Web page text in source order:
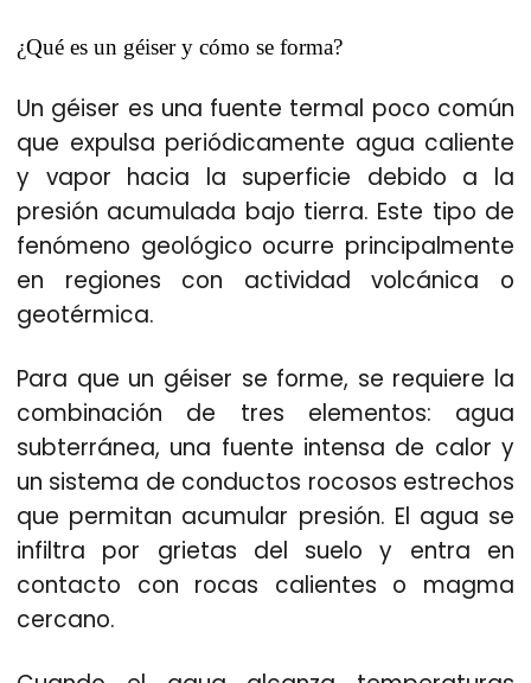
¿Qué es un géiser y cómo se forma?
Un géiser es una fuente termal poco común
que expulsa periódicamente agua caliente
y vapor hacia la superficie debido a la
presión acumulada bajo tierra. Este tipo de
fenómeno geológico ocurre principalmente
en regiones con actividad volcánica o
geotérmica.
Para que un géiser se forme, se requiere la
combinación de tres elementos: agua
subterránea, una fuente intensa de calor y
un sistema de conductos rocosos estrechos
que permitan acumular presión. El agua se
infiltra por grietas del suelo y entra en
contacto con rocas calientes o magma
cercano.